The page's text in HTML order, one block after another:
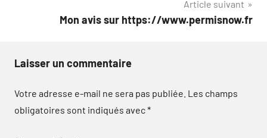
Article suivant
Mon avis sur https://www.permisnow.fr
Laisser un commentaire
Votre adresse e-mail ne sera pas publiée. Les champs
obligatoires sont indiqués avec*